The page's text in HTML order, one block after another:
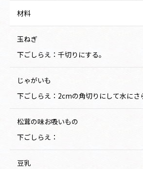
材料
玉ねぎ
下ごしらえ：千切りにする。
じゃがいも
下ごしらえ：2cmの角切りにして水にさ
松茸の味お吸いもの
下ごしらえ：
豆乳